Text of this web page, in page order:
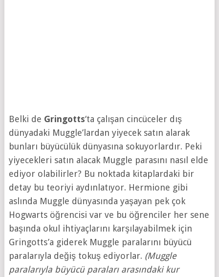
Belki de Gringotts‘ta çalışan cincüceler dış
dünyadaki Muggle’lardan yiyecek satın alarak
bunları büyücülük dünyasına sokuyorlardır. Peki
yiyecekleri satın alacak Muggle parasını nasıl elde
ediyor olabilirler? Bu noktada kitaplardaki bir
detay bu teoriyi aydınlatıyor. Hermione gibi
aslında Muggle dünyasında yaşayan pek çok
Hogwarts öğrencisi var ve bu öğrenciler her sene
başında okul ihtiyaçlarını karşılayabilmek için
Gringotts’a giderek Muggle paralarını büyücü
paralarıyla değiş tokuş ediyorlar. (Muggle
paralarıyla büyücü paraları arasındaki kur